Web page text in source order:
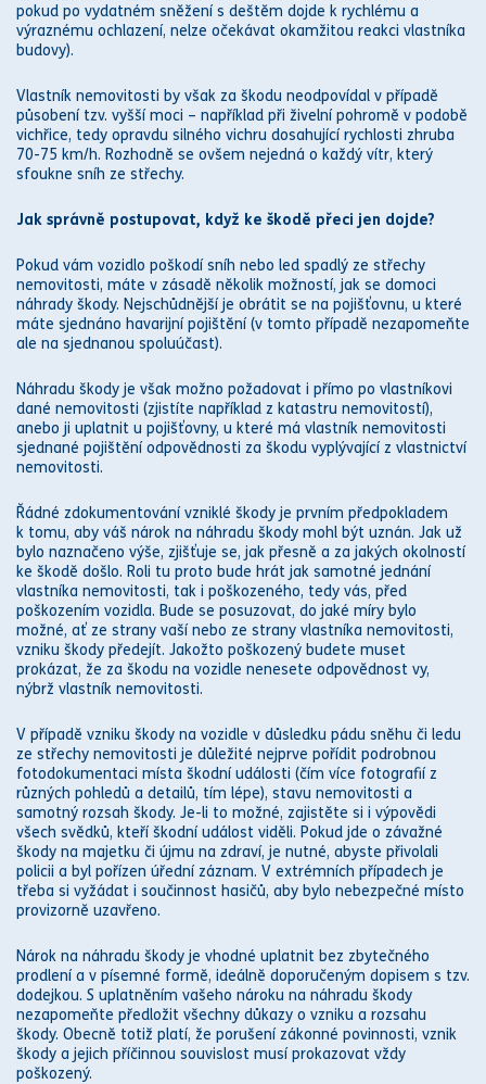
pokud po vydatném sněžení s deštěm dojde k rychlému a
výraznému ochlazení, nelze očekávat okamžitou reakci vlastníka
budovy).
Vlastník nemovitosti by však za škodu neodpovídal v případě
působení tzv. vyšší moci – například při živelní pohromě v podobě
vichřice, tedy opravdu silného vichru dosahující rychlosti zhruba
70-75 km/h. Rozhodně se ovšem nejedná o každý vítr, který
sfoukne sníh ze střechy.
Jak správně postupovat, když ke škodě přeci jen dojde?
Pokud vám vozidlo poškodí sníh nebo led spadlý ze střechy
nemovitosti, máte v zásadě několik možností, jak se domoci
náhrady škody. Nejschůdnější je obrátit se na pojišťovnu, u které
máte sjednáno havarijní pojištění(v tomto případě nezapomeňte
ale na sjednanou spoluúčast).
Náhradu škody je však možno požadovat i přímo po vlastníkovi
dané nemovitosti (zjistíte například z katastru nemovitostí),
anebo ji uplatnit u pojišťovny, u které má vlastník nemovitosti
sjednané pojištění odpovědnosti za škodu vyplývající z vlastnictví
nemovitosti.
Řádné zdokumentování vzniklé škody je prvním předpokladem
k tomu, aby váš nárok na náhradu škody mohl být uznán. Jak už
bylo naznačeno výše, zjišťuje se, jak přesně a za jakých okolností
ke škodě došlo. Roli tu proto bude hrát jak samotné jednání
vlastníka nemovitosti, tak i poškozeného, tedy vás, před
poškozením vozidla. Bude se posuzovat, do jaké míry bylo
možné, ať ze strany vaší nebo ze strany vlastníka nemovitosti,
vzniku škody předejít. Jakožto poškozený budete muset
prokázat, že za škodu na vozidle nenesete odpovědnost vy,
nýbrž vlastník nemovitosti.
V případě vzniku škody na vozidle v důsledku pádu sněhu či ledu
ze střechy nemovitosti je důležité nejprve pořídit podrobnou
fotodokumentaci místa škodní události (čím více fotografií z
různých pohledů a detailů, tím lépe), stavu nemovitosti a
samotný rozsah škody. Je-li to možné, zajistěte si i výpovědi
všech svědků, kteří škodní událost viděli. Pokud jde o závažné
škody na majetku či újmu na zdraví, je nutné, abyste přivolali
policii a byl pořízen úřední záznam. V extrémních případech je
třeba si vyžádat i součinnost hasičů, aby bylo nebezpečné místo
provizorně uzavřeno.
Nárok na náhradu škody je vhodné uplatnit bez zbytečného
prodlení a v písemné formě, ideálně doporučeným dopisem s tzv.
dodejkou. S uplatněním vašeho nároku na náhradu škody
nezapomeňte předložit všechny důkazy o vzniku a rozsahu
škody. Obecně totiž platí, že porušenízákonné povinnosti, vznik
škody a jejich příčinnou souvislost musí prokazovat vždy
poškozený.